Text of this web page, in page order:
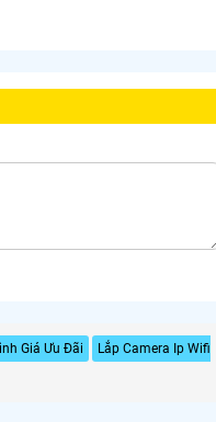
Giá Ưu Đãi
Lắp Camera Ip Wifi